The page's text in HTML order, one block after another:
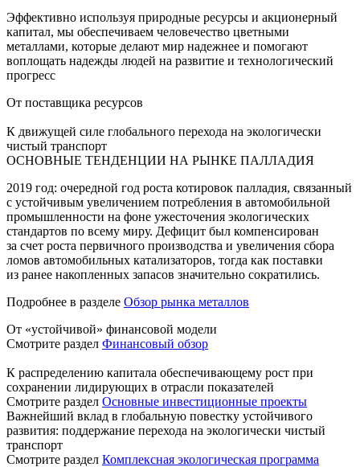
Эффективно используя природные ресурсы и акционерный
капитал, мы обеспечиваем человечество цветными
металлами, которые делают мир надежнее и помогают
воплощать надежды людей на развитие и технологический
прогресс
От поставщика ресурсов
К движущей силе глобального перехода на экологически
чистый транспорт
ОСНОВНЫЕ ТЕНДЕНЦИИ НА РЫНКЕ ПАЛЛАДИЯ
2019 год: очередной год роста котировок палладия, связанный
с устойчивым увеличением потребления в автомобильной
промышленности на фоне ужесточения экологических
стандартов по всему миру. Дефицит был компенсирован
за счет роста первичного производства и увеличения сбора
ломов автомобильных катализаторов, тогда как поставки
из ранее накопленных запасов значительно сократились.
Подробнее в разделе Обзор рынка металлов
От «устойчивой» финансовой модели
Смотрите раздел Финансовый обзор
К распределению капитала обеспечивающему рост при
сохранении лидирующих в отрасли показателей
Смотрите раздел Основные инвестиционные проекты
Важнейший вклад в глобальную повестку устойчивого
развития: поддержание перехода на экологически чистый
транспорт
Смотрите раздел Комплексная экологическая программа